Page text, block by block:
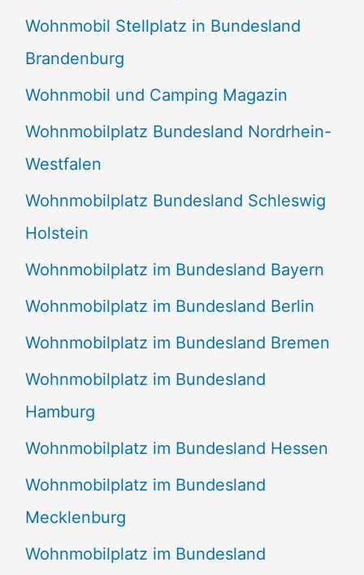
Wohnmobil Stellplatz in Bundesland
Brandenburg
Wohnmobil und Camping Magazin
Wohnmobilplatz Bundesland Nordrhein-
Westfalen
Wohnmobilplatz Bundesland Schleswig
Holstein
Wohnmobilplatz im Bundesland Bayern
Wohnmobilplatz im Bundesland Berlin
Wohnmobilplatz im Bundesland Bremen
Wohnmobilplatz im Bundesland
Hamburg
Wohnmobilplatz im Bundesland Hessen
Wohnmobilplatz im Bundesland
Mecklenburg
Wohnmobilplatz im Bundesland